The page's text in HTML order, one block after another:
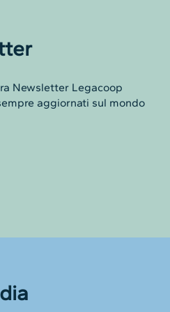
Newsletter Legacoop
aggiornati sul mondo